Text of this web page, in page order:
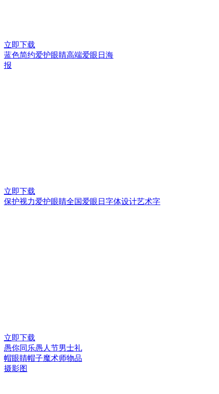
立即下载
蓝色简约爱护眼睛高端爱眼日海
报
立即下载
保护视力爱护眼睛全国爱眼日字体设计艺术字
立即下载
愚你同乐愚人节男士礼
帽眼睛帽子魔术师物品
摄影图